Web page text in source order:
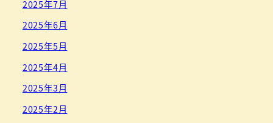
2025年7月
2025年6月
2025年5月
2025年4月
2025年3月
2025年2月